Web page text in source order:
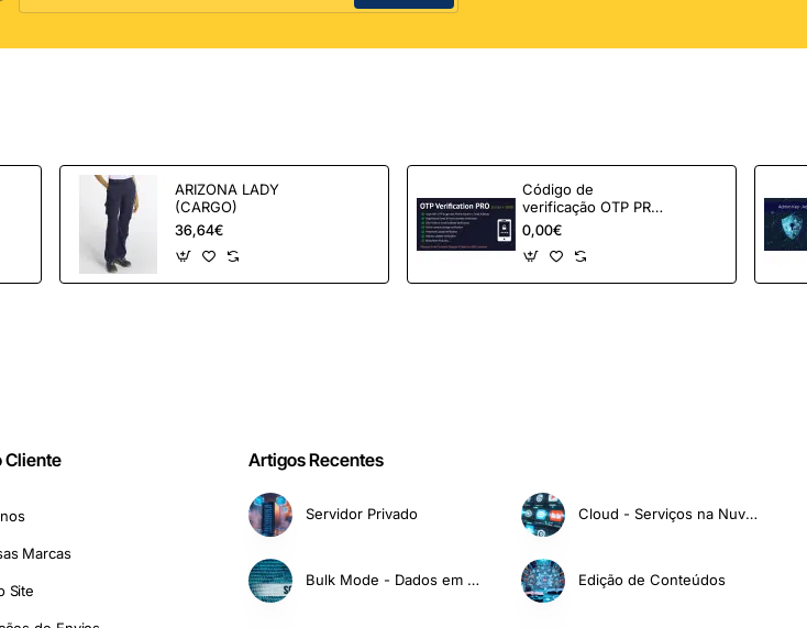
ARIZONA LADY
(CARGO)
36,64€
Código de
verificação OTP PRO
para OpenCart
0,00€
Cliente
Marcas
Site
Artigos Recentes
Servidor Privado Cloud - Serviços na Nuvem
Bulk Mode - Dados em Massa Edição de Conteúdos